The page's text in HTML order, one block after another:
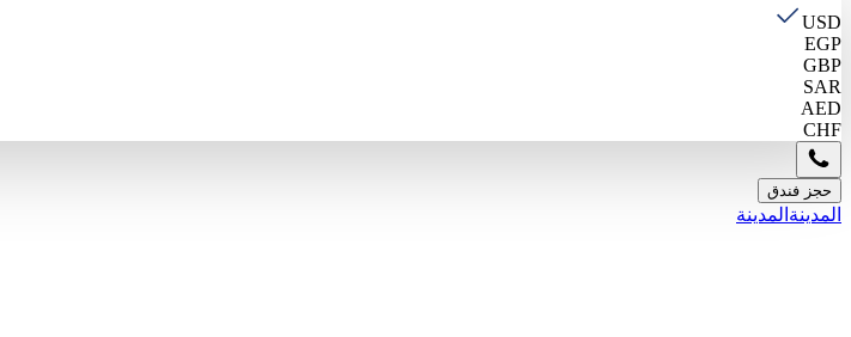
USD
EGP
GBP
SAR
AED
CHF
حجز فندق
المدينة المدينة